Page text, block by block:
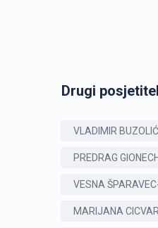
Drugi
VLADIMIR
PREDRAG
VESNA
MARIJANA